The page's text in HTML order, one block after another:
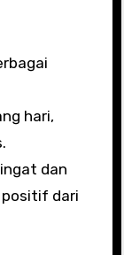
hari,
dan
dari